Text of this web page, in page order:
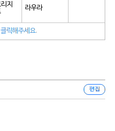
지
라우라
릭해주세요.
편집